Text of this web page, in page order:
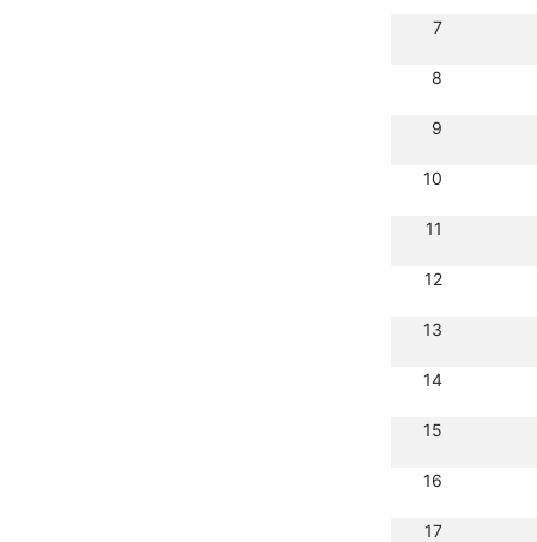
7
8
9
10
11
12
13
14
15
16
17